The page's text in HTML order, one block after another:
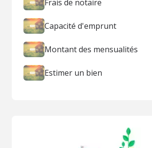
Frais de notaire
Capacité d'emprunt
Montant des mensualités
Estimer un bien